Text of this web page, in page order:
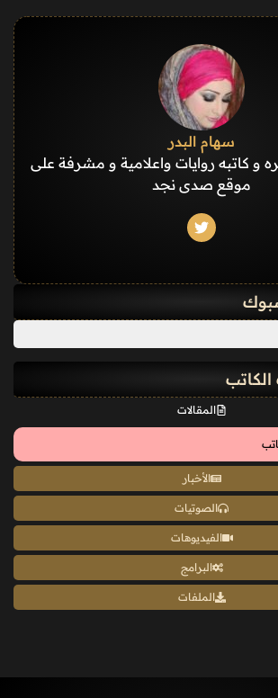
المقالات
الأخبار
الصوتيات
الفيديوهات
البرامج
الملفات
سهام البدر
و كاتبه روايات واعلامية و مشرفة على
موقع صدى نجد